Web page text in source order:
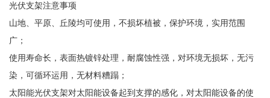
光伏支架注意事项
山地、平原、丘陵均可使用，不损坏植被，保护环境，实用范围
广；
使用寿命长，表面热镀锌处理，耐腐蚀性强，对环境无损坏，无污
染，可循环运用，无材料糟蹋；
太阳能光伏支架对太阳能设备起到支撑的感化，对太阳能设备的使